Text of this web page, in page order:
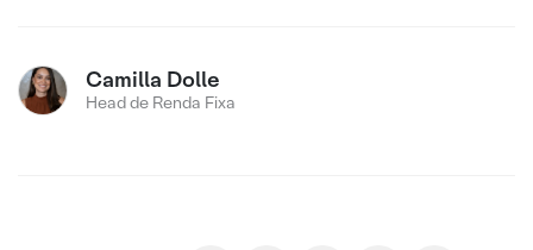
Camilla Dolle
Head de Renda Fixa